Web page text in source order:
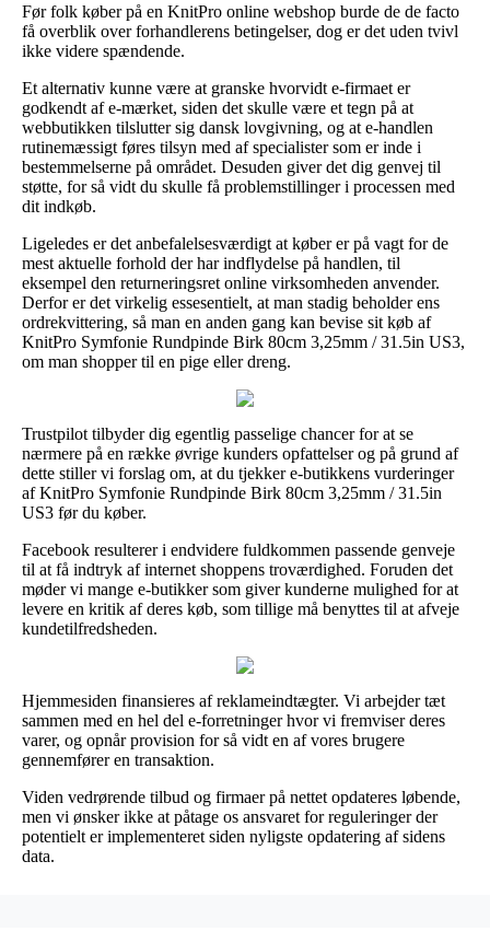
Før folk køber på en KnitPro online webshop burde de de facto
få overblik over forhandlerens betingelser, dog er det uden tvivl
ikke videre spændende.
Et alternativ kunne være at granske hvorvidt e-firmaet er
godkendt af e-mærket, siden det skulle være et tegn på at
webbutikken tilslutter sig dansk lovgivning, og at e-handlen
rutinemæssigt føres tilsyn med af specialister som er inde i
bestemmelserne på området. Desuden giver det dig genvej til
støtte, for så vidt du skulle få problemstillinger i processen med
dit indkøb.
Ligeledes er det anbefalelsesværdigt at køber er på vagt for de
mest aktuelle forhold der har indflydelse på handlen, til
eksempel den returneringsret online virksomheden anvender.
Derfor er det virkelig essesentielt, at man stadig beholder ens
ordrekvittering, så man en anden gang kan bevise sit køb af
KnitPro Symfonie Rundpinde Birk 80cm 3,25mm / 31.5in US3,
om man shopper til en pige eller dreng.
Trustpilot tilbyder dig egentlig passelige chancer for at se
nærmere på en række øvrige kunders opfattelser og på grund af
dette stiller vi forslag om, at du tjekker e-butikkens vurderinger
af KnitPro Symfonie Rundpinde Birk 80cm 3,25mm / 31.5in
US3 før du køber.
Facebook resulterer i endvidere fuldkommen passende genveje
til at få indtryk af internet shoppens troværdighed. Foruden det
møder vi mange e-butikker som giver kunderne mulighed for at
levere en kritik af deres køb, som tillige må benyttes til at afveje
kundetilfredsheden.
Hjemmesiden finansieres af reklameindtægter. Vi arbejder tæt
sammen med en hel del e-forretninger hvor vi fremviser deres
varer, og opnår provision for så vidt en af vores brugere
gennemfører en transaktion.
Viden vedrørende tilbud og firmaer på nettet opdateres løbende,
men vi ønsker ikke at påtage os ansvaret for reguleringer der
potentielt er implementeret siden nyligste opdatering af sidens
data.